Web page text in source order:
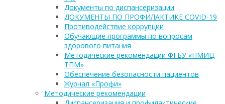
Документы по диспансеризации
ДОКУМЕНТЫ ПО ПРОФИЛАКТИКЕ COVID-19
Противодействие коррупции
Обучающие программы по вопросам
здорового питания
Методические рекомендации ФГБУ «НМИЦ
ТПМ»
Обеспечение безопасности пациентов
Журнал «Профи»
Методические рекомендации